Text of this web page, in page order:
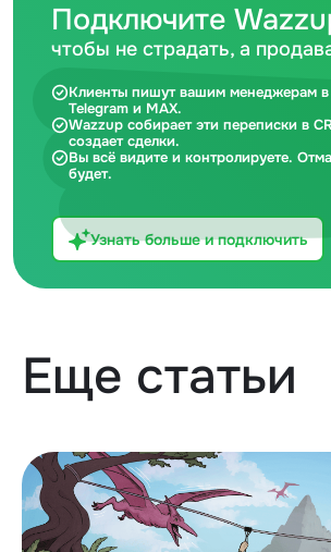
Подключите
чтобы не страдать, а
Клиенты пишут вашим менеджерам
Telegram и MAX.
Wazzup собирает эти переписки в
создает сделки.
Вы всё видите и контролируете.
будет.
Узнать больше и подключить
Еще статьи